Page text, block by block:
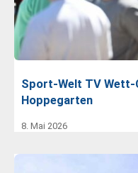
Sport-Welt TV Wett-
Hoppegarten
8. Mai 2026